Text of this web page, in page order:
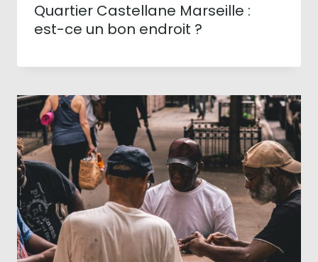
Quartier Castellane Marseille :
est-ce un bon endroit ?